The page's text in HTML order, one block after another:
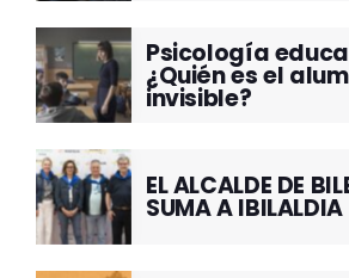
Psicología
¿Quién es el
invisible?
EL ALCALDE DE
SUMA A